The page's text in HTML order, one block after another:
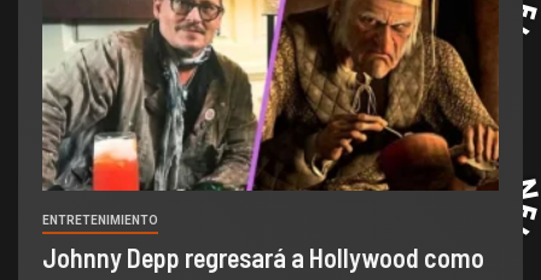
ENTRETENIMIENTO
Johnny Depp regresará a Hollywood como